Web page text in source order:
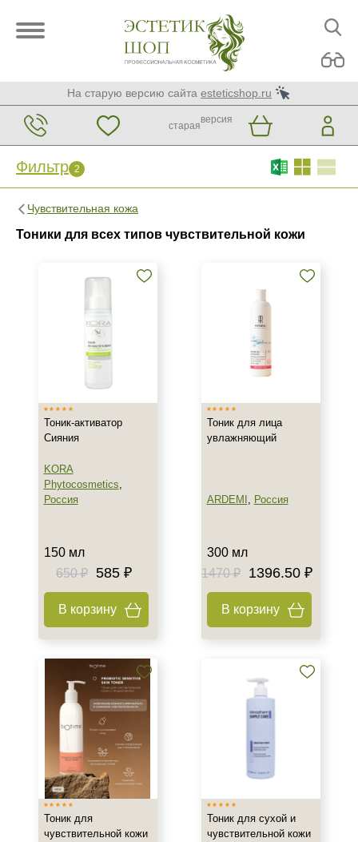
На старую версию сайта esteticshop.ru
старая
версия
Фильтр 2
Чувствительная кожа
Тоники для всех типов чувствительной кожи
Фильтр 2 Сброс
Испания
Россия
Тоник
Показать еще
Домашняя
Профессиональная
Все типы кожи
Жирная
Поврежденная
Показать еще
Возраст
Любой возраст
Тоник-активатор
Сияния
KORA
Phytocosmetics,
Россия
150 мл
650 ₽ 585 ₽
В корзину
Тоник для лица
увлажняющий
ARDEMI , Россия
300 мл
1470 ₽
1396.50 ₽
В корзину
Тоник для
чувствительной кожи
Тоник для сухой и
чувствительной кожи